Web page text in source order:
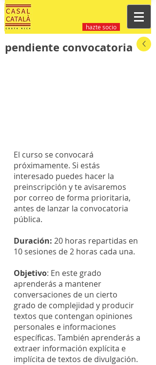
hazte socio
pendiente convocatoria
El curso se convocará
próximamente. Si estás
interesado puedes hacer la
preinscripción y te avisaremos
por correo de forma prioritaria,
antes de lanzar la convocatoria
pública.
Duración: 20 horas repartidas en
10 sesiones de 2 horas cada una.
Objetivo: En este grado
aprenderás a mantener
conversaciones de un cierto
grado de complejidad y producir
textos que contengan opiniones
personales e informaciones
específicas. También aprenderás a
extraer información explícita e
implícita de textos de divulgación.